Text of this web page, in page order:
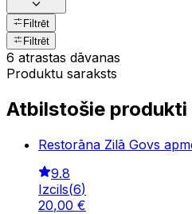
Filtrēt
Filtrēt
6 atrastas dāvanas
Produktu saraksts
Atbilstošie produkti
Restorāna Zilā Govs
9.8
Izcils(6)
20,00 €